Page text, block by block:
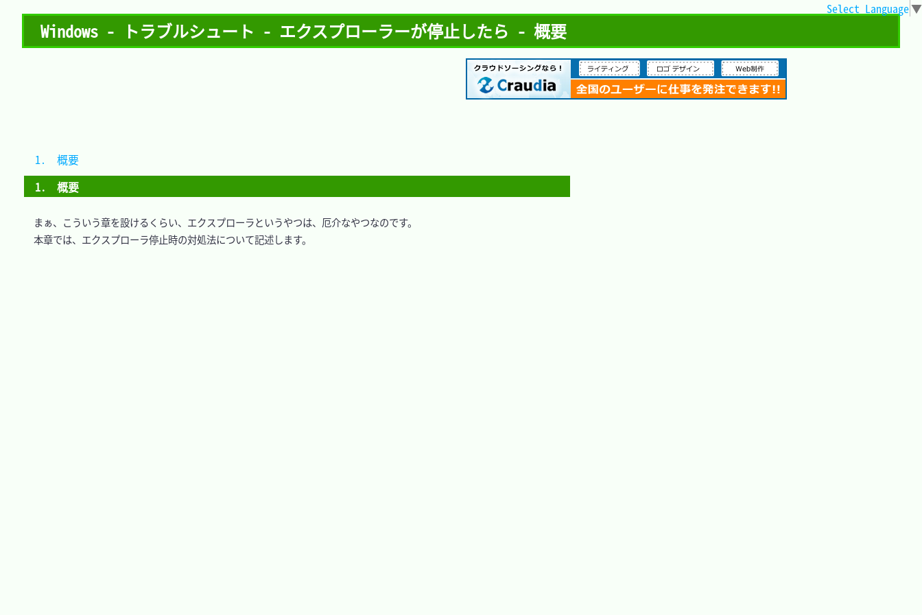
Windows - トラブルシュート - エクスプローラーが停止したら - 概要
Select Language▼
1.　概要
まぁ、こういう章を設けるくらい、エクスプローラというやつは、厄介なやつなのです。
本章では、エクスプローラ停止時の対処法について記述します。